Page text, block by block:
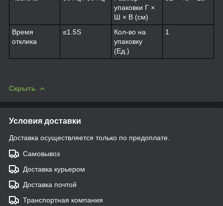
упаковки Г ×
Ш × В (см)
Время
отклика
≤1.5S
Кол-во на
упаковку
(Ед.)
1
Скрыть
Условия доставки
Доставка осуществляется только по предоплате.
Самовывоз
Доставка курьером
Доставка почтой
Транспортная компания